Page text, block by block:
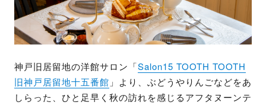
神戸旧居留地の洋館サロン「Salon15 TOOTH TOOTH
旧神戸居留地十五番館 」より、ぶどうやりんごなどをあ
しらった、ひと足早く秋の訪れを感じるアフタヌーンテ